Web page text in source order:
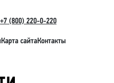
+7 (800) 220-0-220
Карта сайтаКонтакты